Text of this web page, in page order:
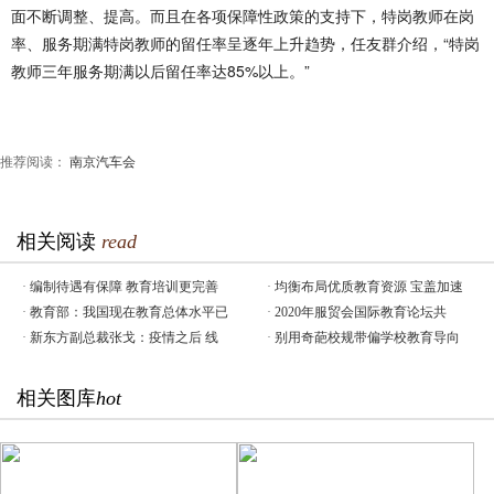
面不断调整、提高。而且在各项保障性政策的支持下，特岗教师在岗
率、服务期满特岗教师的留任率呈逐年上升趋势，任友群介绍，“特岗
教师三年服务期满以后留任率达85%以上。”
推荐阅读： 南京汽车会
相关阅读 read
· 编制待遇有保障 教育培训更完善 · 均衡布局优质教育资源 宝盖加速
· 教育部：我国现在教育总体水平已 · 2020年服贸会国际教育论坛共
· 新东方副总裁张戈：疫情之后 线 · 别用奇葩校规带偏学校教育导向
相关图库hot